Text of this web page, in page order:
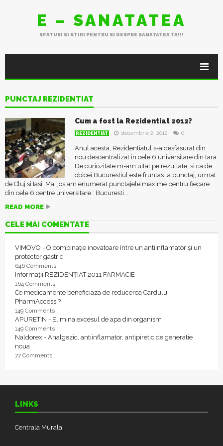
E – SANATATEA
SFATURI SI STIRI PENTRU SI DESPRE SANATATEA TA!!!
PUNCTAJ REZIDENTIAT
Cum a fost la Rezidentiat 2012?
REZIDENTIAT decembrie 2, 2012 0
Anul acesta, Rezidentiatul s-a desfasurat din
nou descentralizat in cele 6 universitare din tara.
De curiozitate m-am uitat pe rezultate, si ca de
obicei Bucurestiul este fruntas la punctaj, urmat
de Cluj si Iasi. Mai jos am enumerat punctajele maxime pentru fiecare
din cele 6 centre universitare : Bucuresti...
READ MORE
CELE MAI COMENTATE
VIMOVO - O combinație inovatoare între un antiinflamator și un
protector gastric
646 Comments
Informații REZIDENȚIAT 2011 FARMACIE
164 Comments
Ce medicamente beneficiaza de reducerea Cardului
PharmAccess ?
149 Comments
APURETIN - Elimina excesul de apa din organism
149 Comments
Naldorex - Analgezic, antiinflamator, antipiretic de generatie
noua
77 Comments
LINKS
Centrala Murala